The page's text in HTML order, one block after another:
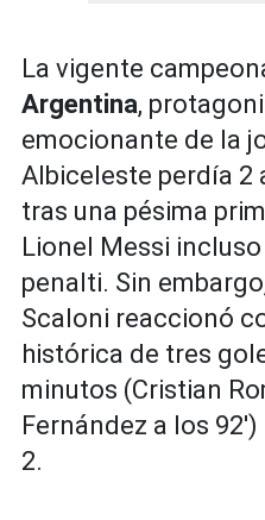
La vigente
Argentina,
emocionante de la
Albiceleste perdía 2
tras una pésima
Lionel Messi
penalti. Sin
Scaloni reaccionó
histórica de tres
minutos (Cristian
Fernández a los
2.